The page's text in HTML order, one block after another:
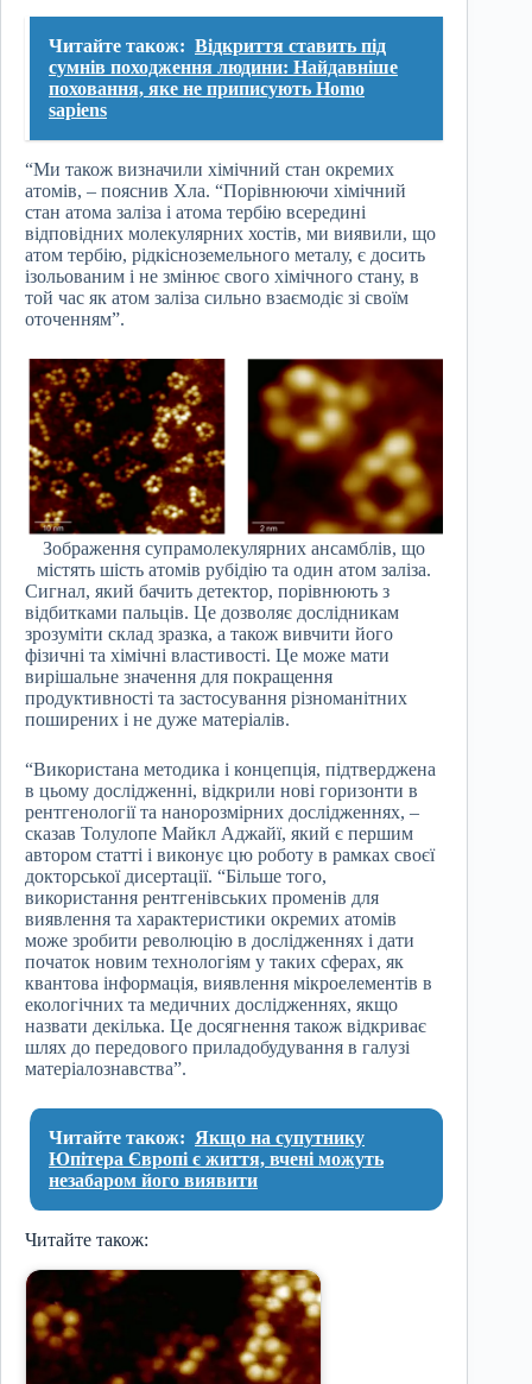
Читайте також: Відкриття ставить під
сумнів походження людини: Найдавніше
поховання, яке не приписують Homo
sapiens
“Ми також визначили хімічний стан окремих
атомів, – пояснив Хла. “Порівнюючи хімічний
стан атома заліза і атома тербію всередині
відповідних молекулярних хостів, ми виявили, що
атом тербію, рідкісноземельного металу, є досить
ізольованим і не змінює свого хімічного стану, в
той час як атом заліза сильно взаємодіє зі своїм
оточенням”.
Зображення супрамолекулярних ансамблів, що
містять шість атомів рубідію та один атом заліза.
Сигнал, який бачить детектор, порівнюють з
відбитками пальців. Це дозволяє дослідникам
зрозуміти склад зразка, а також вивчити його
фізичні та хімічні властивості. Це може мати
вирішальне значення для покращення
продуктивності та застосування різноманітних
поширених і не дуже матеріалів.
“Використана методика і концепція, підтверджена
в цьому дослідженні, відкрили нові горизонти в
рентгенології та нанорозмірних дослідженнях, –
сказав Толулопе Майкл Аджайї, який є першим
автором статті і виконує цю роботу в рамках своєї
докторської дисертації. “Більше того,
використання рентгенівських променів для
виявлення та характеристики окремих атомів
може зробити революцію в дослідженнях і дати
початок новим технологіям у таких сферах, як
квантова інформація, виявлення мікроелементів в
екологічних та медичних дослідженнях, якщо
назвати декілька. Це досягнення також відкриває
шлях до передового приладобудування в галузі
матеріалознавства”.
Читайте також: Якщо на супутнику
Юпітера Європі є життя, вчені можуть
незабаром його виявити
Читайте також: